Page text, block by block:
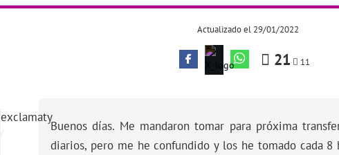
Actualizado el 29/01/2022
21 11
exclamaty
Buenos días. Me mandaron tomar para próxima
diarios, pero me he confundido y los he tomado cada